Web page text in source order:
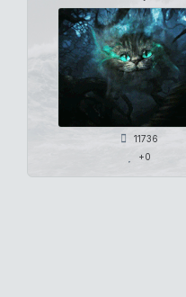
11736
+0